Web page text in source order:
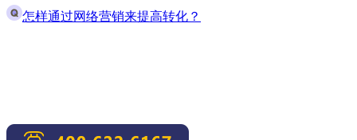
怎样通过网络营销来提高转化？